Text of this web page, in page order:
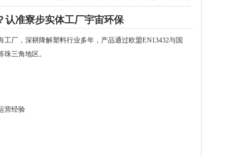
认准寮步实体工厂宇宙环保
厂，深耕降解塑料行业多年，产品通过欧盟EN13432与国
三角地区。
营经验